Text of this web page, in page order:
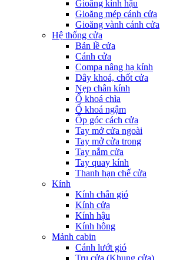
Gioăng kính hậu
Gioăng mép cánh cửa
Gioăng vành cánh cửa
Hệ thống cửa
Bản lề cửa
Cánh cửa
Compa nâng hạ kính
Dây khoá, chốt cửa
Nẹp chân kính
Ổ khoá chìa
Ổ khoá ngậm
Ốp góc cách cửa
Tay mở cửa ngoài
Tay mở cửa trong
Tay nắm cửa
Tay quay kính
Thanh hạn chế cửa
Kính
Kính chắn gió
Kính cửa
Kính hậu
Kính hông
Mảnh cabin
Cánh lướt gió
Trụ cửa (Khung cửa)